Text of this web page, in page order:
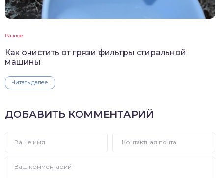
Разное
Как очистить от грязи фильтры стиральной
машины
Читать далее
ДОБАВИТЬ КОММЕНТАРИЙ